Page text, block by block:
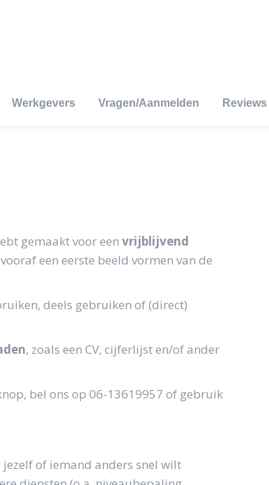
Werkgevers Vragen/Aanmelden Reviews
gemaakt voor een vrijblijvend
een eerste beeld vormen van de
deels gebruiken of (direct)
, zoals een CV, cijferlijst en/of ander
bel ons op 06-13619957 of gebruik
jezelf of iemand anders snel wilt